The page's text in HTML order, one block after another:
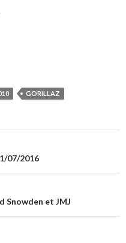
GORILLAZ
07/2016
Snowden et JMJ